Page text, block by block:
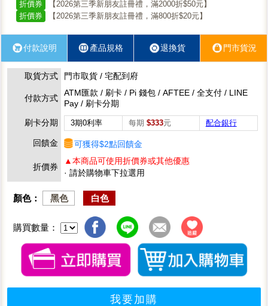
折價券
【2026第三季新朋友註冊禮，滿2000折$50元】
折價券
【2026第三季新朋友註冊禮，滿800折$20元】
付款說明 產品規格 退換貨 門市貨況
取貨方式 門市取貨 / 宅配到府
付款方式
ATM匯款 / 刷卡 / Pi 錢包 / AFTEE / 全支付 / LINE
Pay / 刷卡分期
刷卡分期
3期0利率 每期 $333元 配合銀行
回饋金 可獲得$2點回饋金
折價券
▲本商品可使用折價券或其他優惠
· 請於購物車下拉選用
顏色： 黑色 白色
購買數量：
我要加購